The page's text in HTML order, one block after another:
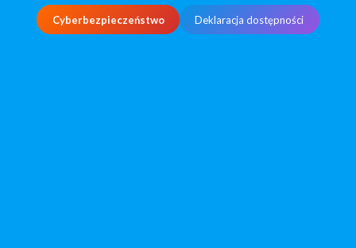
Cyberbezpieczeństwo Deklaracja dostępności